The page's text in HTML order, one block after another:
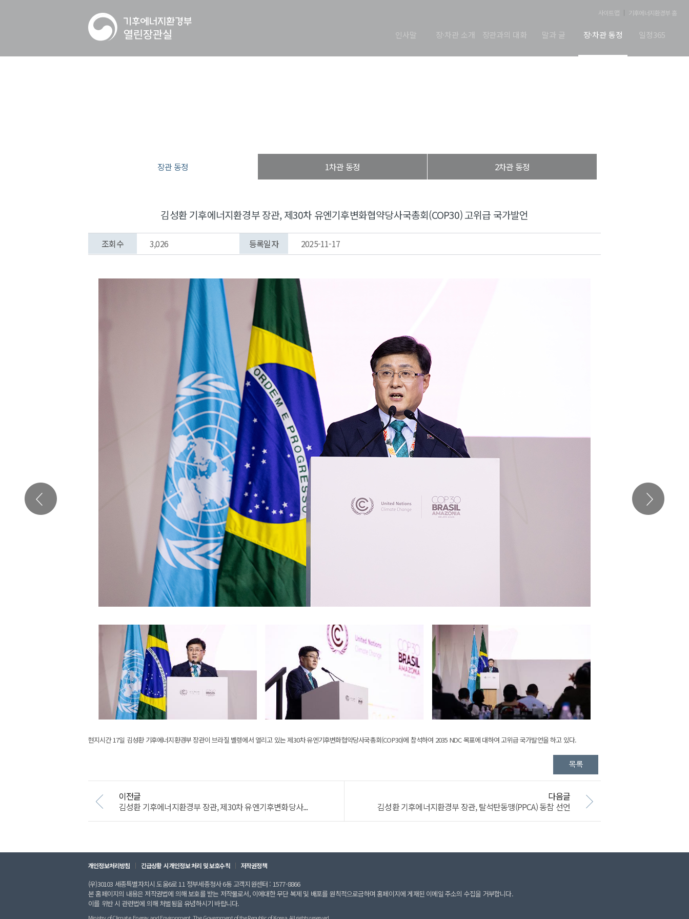
사이트맵 기후에너지환경부 홈
인사말 장·차관 소개 장관과의 대화 말과 글 장·차관 동정 일정365
장관 동정 1차관 동정 2차관 동정
김성환 기후에너지환경부 장관, 제30차 유엔기후변화협약당사국총회(COP30) 고위급 국가발언
조회수 3,026 등록일자 2025-11-17
현지시간 17일 김성환 기후에너지환경부 장관이 브라질 벨렝에서 열리고 있는 제30차 유엔기후변화협약당사국총회(COP30)에 참석하여 2035 NDC 목표에 대하여 고위급 국가발언을 하고 있다.
이전글
김성환 기후에너지환경부 장관, 제30차 유엔기후변화당사...
다음글
김성환 기후에너지환경부 장관, 탈석탄동맹(PPCA) 동참 선언
개인정보처리방침 긴급상황 시 개인정보 처리 및 보호수칙 저작권정책
(우)30103 세종특별자치시 도움6로 11 정부세종청사 6동 고객지원센터 : 1577-8866
본 홈페이지의 내용은 저작권법에 의해 보호를 받는 저작물로서, 이에대한 무단 복제 및 배포를 원칙적으로금하며 홈페이지에 게재된 이메일 주소의 수집을 거부합니다.
이를 위반 시 관련법에 의해 처벌됨을 유념하시기 바랍니다.